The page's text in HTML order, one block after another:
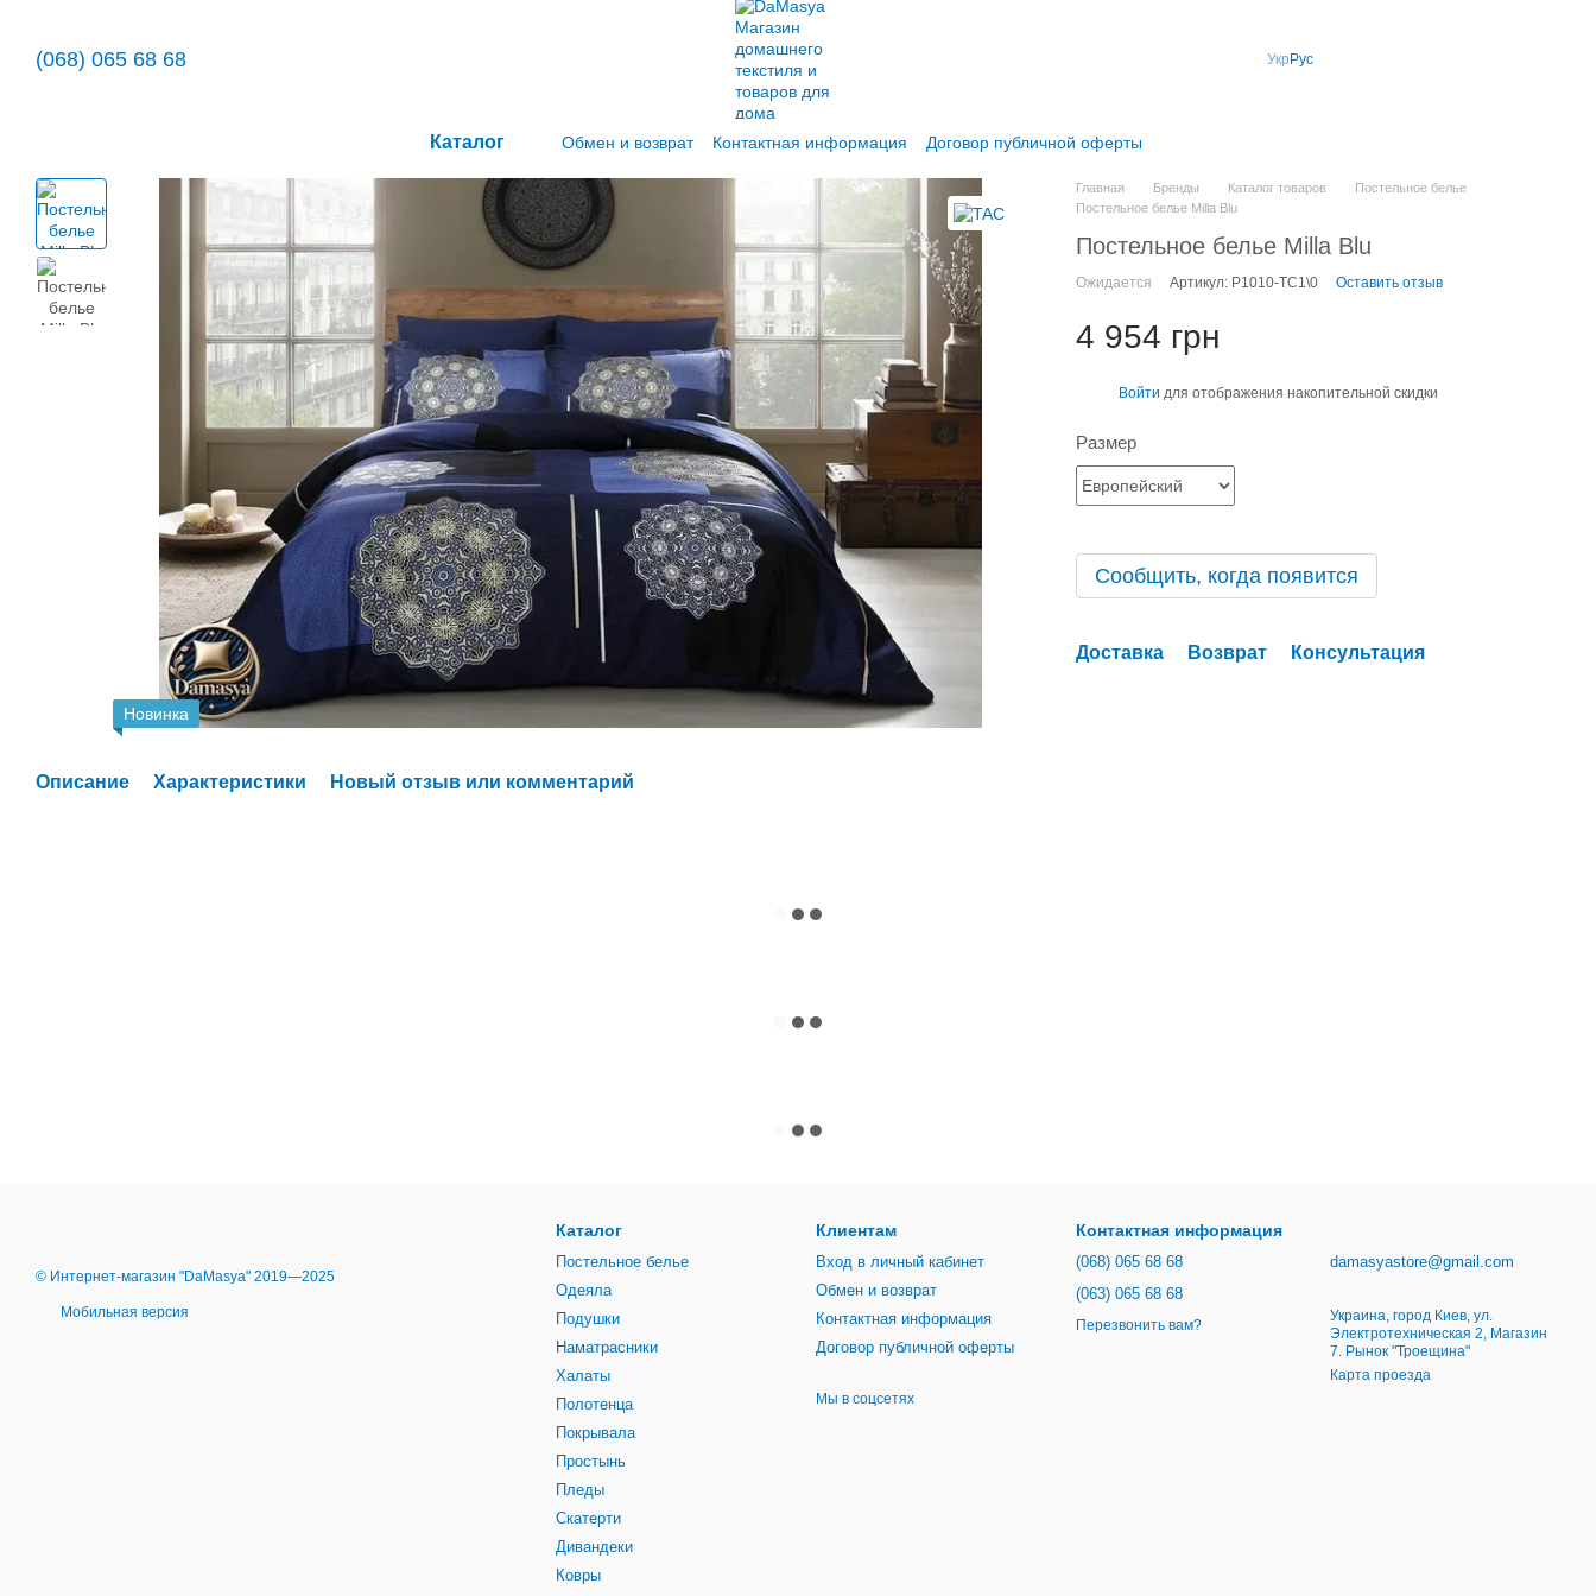
(068) 065 68 68 Укр Рус
Каталог Обмен и возврат Контактная информация Договор публичной оферты
Новинка
Описание Характеристики Новый отзыв или комментарий
Главная Бренды Каталог товаров
Постельное белье
Постельное белье Milla Blu
Постельное белье Milla Blu
Ожидается Артикул: P1010-TС1\0 Оставить отзыв
4 954 грн
Войти для отображения накопительной скидки
Размер
Сообщить, когда появится
Доставка Возврат Консультация
© Интернет-магазин "DaMasya" 2019—2025
Мобильная версия
Каталог
Постельное белье
Одеяла
Подушки
Наматрасники
Халаты
Полотенца
Покрывала
Простынь
Пледы
Скатерти
Дивандеки
Ковры
Клиентам
Вход в личный кабинет
Обмен и возврат
Контактная информация
Договор публичной оферты
Мы в соцсетях
Контактная информация
(068) 065 68 68
(063) 065 68 68
Перезвонить вам?
damasyastore@gmail.com
Украина, город Киев, ул.
Электротехническая 2, Магазин
7. Рынок "Троещина"
Карта проезда